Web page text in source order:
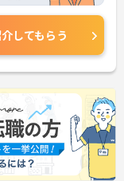
が高
者研
の実
を受
ー」
価
いた
や
ま
してもらう